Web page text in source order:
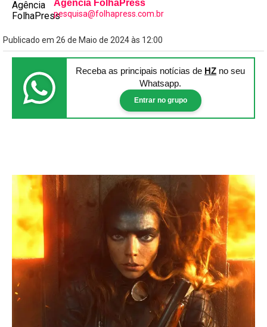
Agência FolhaPress
pesquisa@folhapress.com.br
Publicado em 26 de Maio de 2024 às 12:00
Receba as principais notícias de HZ no seu
Whatsapp.
Entrar no grupo